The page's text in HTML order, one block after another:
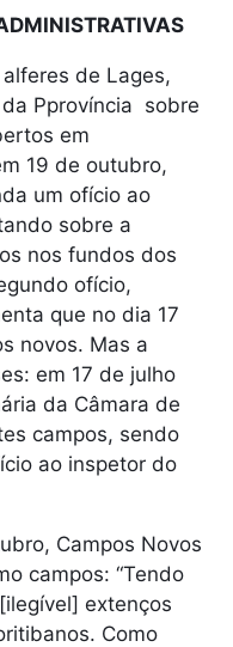
de Lages,
Pprovíncia sobre
em
19 de outubro,
um ofício ao
sobre a
nos fundos dos
ofício,
que no dia 17
novos. Mas a
em 17 de julho
da Câmara de
campos, sendo
ao inspetor do
Campos Novos
campos: “Tendo
extenços
Como